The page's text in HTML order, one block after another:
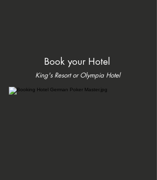
Book your Hotel
King's Resort or Olympia Hotel